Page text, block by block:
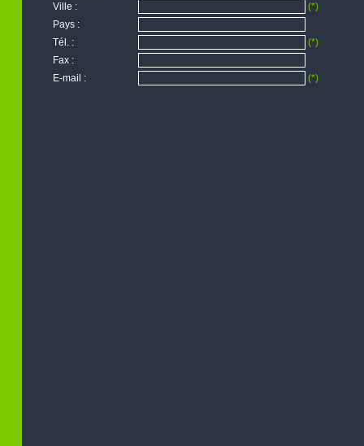
Ville :
(*)
Pays :
Tél. :
(*)
Fax :
E-mail :
(*)